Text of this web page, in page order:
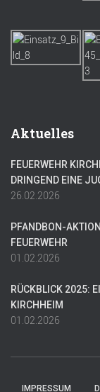
Aktuelles
FEUERWEHR
DRINGEND EINE
26.02.2026
PFANDBON-
FEUERWEHR
01.02.2026
RÜCKBLICK 2025:
KIRCHHEIM
01.02.2026
IMPRESSUM